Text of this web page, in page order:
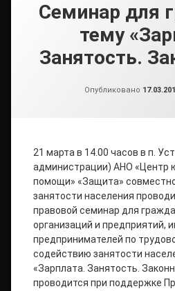
Семинар для
тему
Занятость.
Опубликовано
21 марта в 14.00 часов в п.
администрации) АНО «Центр
помощи» «Защита»
занятости населения
правовой семинар для
организаций и предприятий,
предпринимателей по
содействию занятости
«Зарплата. Занятость.
проводится при поддержке